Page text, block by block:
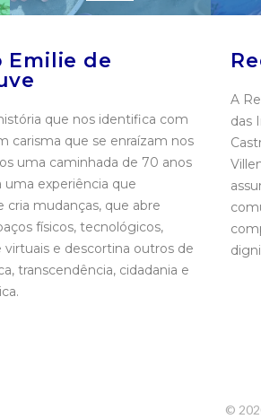
Emilie de
que nos identifica com
carisma que se enraízam nos
uma caminhada de 70 anos
uma experiência que
cria mudanças, que abre
físicos, tecnológicos,
virtuais e descortina outros de
transcendência, cidadania e
A
das
©